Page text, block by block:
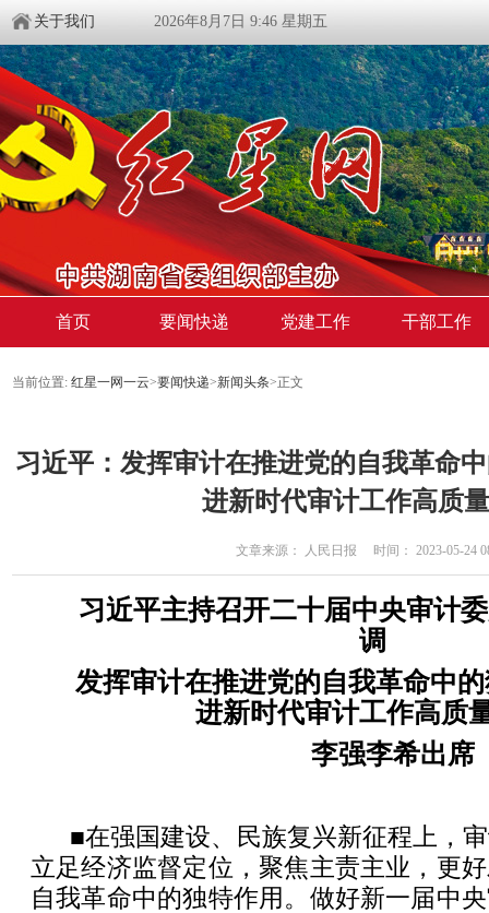
关于我们 2026年8月7日 9:46 星期五
首页 要闻快递 党建工作 干部工作
当前位置: 红星一网一云>要闻快递>新闻头条>正文
习近平：发挥审计在推进党的自我革命
进新时代审计工作高质
文章来源： 人民日报 时间： 2023-05-24
习近平主持召开二十届中央审计
调
发挥审计在推进党的自我革命中
进新时代审计工作高质
李强李希出席
■在强国建设、民族复兴新征程上，
立足经济监督定位，聚焦主责主业，更
自我革命中的独特作用。做好新一届中